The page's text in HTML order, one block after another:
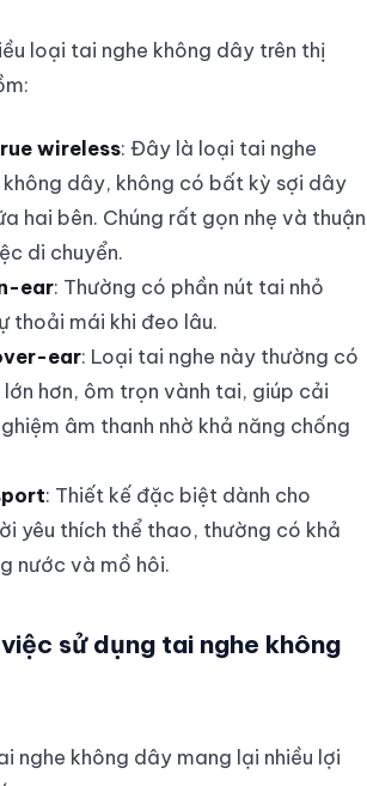
loại tai nghe không dây trên thị
wireless: Đây là loại tai nghe
dây, không có bất kỳ sợi dây
hai bên. Chúng rất gọn nhẹ và thuận
di chuyển.
ear: Thường có phần nút tai nhỏ
thoải mái khi đeo lâu.
ear: Loại tai nghe này thường có
hơn, ôm trọn vành tai, giúp cải
âm thanh nhờ khả năng chống
: Thiết kế đặc biệt dành cho
yêu thích thể thao, thường có khả
nước và mồ hôi.
sử dụng tai nghe không
nghe không dây mang lại nhiều lợi